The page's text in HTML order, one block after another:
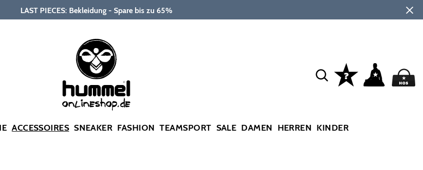
LAST PIECES: Bekleidung - Spare bis zu 65%
ACCESSOIRES SNEAKER FASHION TEAMSPORT SALE DAMEN HERREN KINDER